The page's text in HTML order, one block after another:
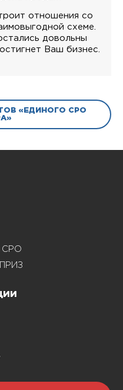
отношения со
схеме.
довольны
Ваш бизнес.
«ЕДИНОГО СРО
СРО